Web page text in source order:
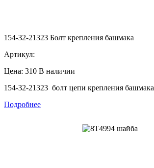
154-32-21323 Болт крепления башмака
Артикул:
Цена: 310 В наличии
154-32-21323 болт цепи крепления башмака
Подробнее